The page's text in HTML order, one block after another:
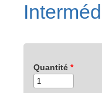
Quantité *